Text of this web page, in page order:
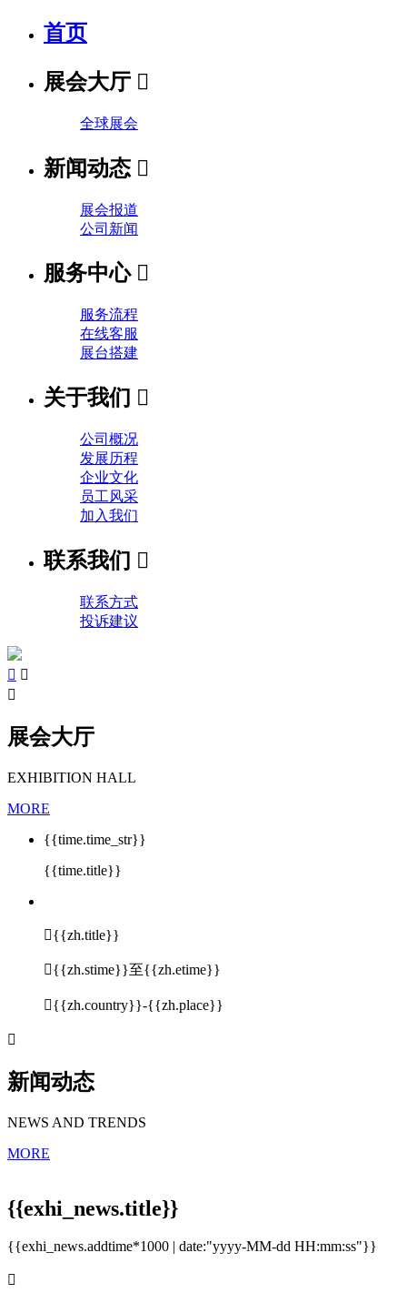
首页
展会大厅 
全球展会
新闻动态 
展会报道
公司新闻
服务中心 
服务流程
在线客服
展台搭建
关于我们 
公司概况
发展历程
企业文化
员工风采
加入我们
联系我们 
联系方式
投诉建议
 

展会大厅
EXHIBITION HALL
MORE
{{time.time_str}}
{{time.title}}
{{zh.title}}
{{zh.stime}}至{{zh.etime}}
{{zh.country}}-{{zh.place}}

新闻动态
NEWS AND TRENDS
MORE
{{exhi_news.title}}
{{exhi_news.addtime*1000 | date:"yyyy-MM-dd HH:mm:ss"}}
